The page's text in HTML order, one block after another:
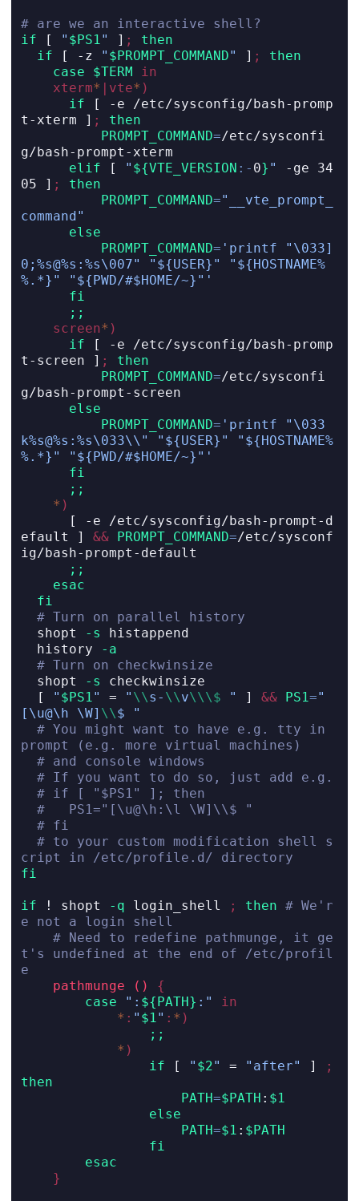
# are we an interactive shell?
if
[ " $PS1 " ] ;
then
if
[ -z " $PROMPT_COMMAND" ] ;
then
case
$TERM
in
xterm* | vte* )
if
[ -e /etc/sysconfig/bash-promp
t-xterm
] ;
then
PROMPT_COMMAND=/etc/sysconfi
g/bash-prompt-xterm
elif
[ " ${VTE_VERSION :- 0} " -ge 34
05
] ;
then
PROMPT_COMMAND="__vte_prompt_
command"
else
PROMPT_COMMAND= 'printf "\033]
0;%s@%s:%s\007" "${USER}" "${HOSTNAME%
%.*}" "${PWD/#$HOME/~}"'
fi
;;
screen* )
if
[ -e /etc/sysconfig/bash-promp
t-screen
] ;
then
PROMPT_COMMAND=/etc/sysconfi
g/bash-prompt-screen
else
PROMPT_COMMAND= 'printf "\033
k%s@%s:%s\033\\" "${USER}" "${HOSTNAME%
%.*}" "${PWD/#$HOME/~}"'
fi
;;
* )
[
-e /etc/sysconfig/bash-prompt-d
efault
] && PROMPT_COMMAND=/etc/sysconf
ig/bash-prompt-default
;;
esac
fi
# Turn on parallel history
shopt
-s histappend
history
-a
# Turn on checkwinsize
shopt
-s checkwinsize
[
" $PS1 " = " \\s- \\v\\\$ " ] && PS1="
[\u@\h \W] \\$ "
# You might want to have e.g. tty in
prompt (e.g. more virtual machines)
# and console windows
# If you want to do so, just add e.g.
# if [ "$PS1" ]; then
#   PS1="[\u@\h:\l \W]\\$ "
# fi
# to your custom modification shell s
cript in /etc/profile.d/ directory
fi
if ! shopt -q login_shell ; then # We'r
e not a login shell
# Need to redefine pathmunge, it ge
t's undefined at the end of /etc/profil
e
pathmunge ()
{
case
": ${PATH} :"
in
* : " $1 " : * )
;;
* )
if
[ " $2" = "after" ]
;
then
PATH=$PATH : $1
else
PATH=$1 : $PATH
fi
esac
}